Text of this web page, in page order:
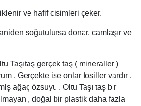
ve hafif cisimleri çeker.
soğutulursa donar, camlaşır ve
Taşıtaş gerçek taş ( mineraller )
. Gerçekte ise onlar fosiller vardır .
ağaç özsuyu . Oltu Taşı taş bir
, doğal bir plastik daha fazla